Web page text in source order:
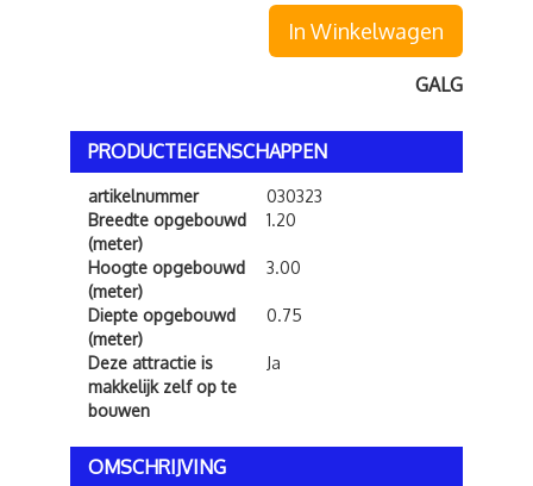
In Winkelwagen
GALG
PRODUCTEIGENSCHAPPEN
artikelnummer
030323
Breedte opgebouwd
(meter)
1.20
Hoogte opgebouwd
(meter)
3.00
Diepte opgebouwd
(meter)
0.75
Deze attractie is
makkelijk zelf op te
bouwen
Ja
OMSCHRIJVING